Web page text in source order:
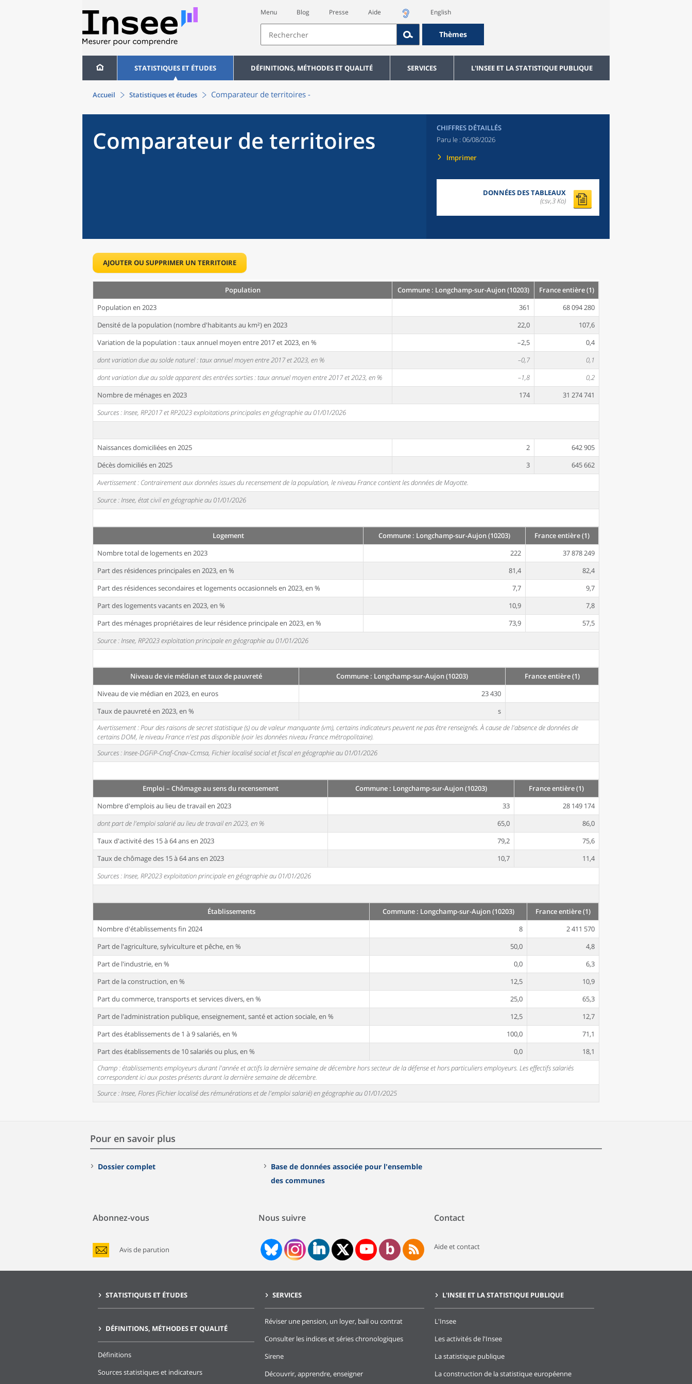
Menu Blog Presse Aide English
Thèmes
STATISTIQUES ET ÉTUDES DÉFINITIONS, MÉTHODES ET QUALITÉ SERVICES L'INSEE ET LA STATISTIQUE PUBLIQUE
Accueil Statistiques et études Comparateur de territoires -
Comparateur de territoires
CHIFFRES DÉTAILLÉS
Paru le : 06/08/2026
Imprimer
DONNÉES DES TABLEAUX
(csv,3 Ko)
AJOUTER OU SUPPRIMER UN TERRITOIRE
Population Commune : Longchamp-sur-Aujon (10203)
France entière (1)
Population en 2023
361
68 094 280
Densité de la population (nombre d'habitants au km²) en 2023
22,0
107,6
Variation de la population : taux annuel moyen entre 2017 et 2023, en %
–2,5
0,4
dont variation due au solde naturel : taux annuel moyen entre 2017 et 2023, en %
–0,7
0,1
dont variation due au solde apparent des entrées sorties : taux annuel moyen entre 2017 et 2023, en %
–1,8
0,2
Nombre de ménages en 2023
174
31 274 741
Sources : Insee, RP2017 et RP2023 exploitations principales en géographie au 01/01/2026
Naissances domiciliées en 2025 2
642 905
Décès domiciliés en 2025
3
645 662
Avertissement : Contrairement aux données issues du recensement de la population, le niveau France contient les données de Mayotte.
Source : Insee, état civil en géographie au 01/01/2026
Logement Commune : Longchamp-sur-Aujon (10203)
France entière (1)
Nombre total de logements en 2023
222
37 878 249
Part des résidences principales en 2023, en %
81,4
82,4
Part des résidences secondaires et logements occasionnels en 2023, en %
7,7
9,7
Part des logements vacants en 2023, en %
10,9
7,8
Part des ménages propriétaires de leur résidence principale en 2023, en %
73,9
57,5
Source : Insee, RP2023 exploitation principale en géographie au 01/01/2026
Niveau de vie médian et taux de pauvreté Commune : Longchamp-sur-Aujon (10203)
France entière (1)
Niveau de vie médian en 2023, en euros
23 430
Taux de pauvreté en 2023, en %
s
Avertissement : Pour des raisons de secret statistique (s) ou de valeur manquante (vm), certains indicateurs peuvent ne pas être renseignés. À cause de l'absence de données de
certains DOM, le niveau France n'est pas disponible (voir les données niveau France métropolitaine).
Sources : Insee-DGFiP-Cnaf-Cnav-Ccmsa, Fichier localisé social et fiscal en géographie au 01/01/2026
Emploi – Chômage au sens du recensement Commune : Longchamp-sur-Aujon (10203)
France entière (1)
Nombre d'emplois au lieu de travail en 2023
33
28 149 174
dont part de l'emploi salarié au lieu de travail en 2023, en %
65,0
86,0
Taux d'activité des 15 à 64 ans en 2023
79,2
75,6
Taux de chômage des 15 à 64 ans en 2023
10,7
11,4
Sources : Insee, RP2023 exploitation principale en géographie au 01/01/2026
Établissements Commune : Longchamp-sur-Aujon (10203)
France entière (1)
Nombre d'établissements fin 2024
8
2 411 570
Part de l'agriculture, sylviculture et pêche, en %
50,0
4,8
Part de l'industrie, en %
0,0
6,3
Part de la construction, en %
12,5
10,9
Part du commerce, transports et services divers, en %
25,0
65,3
Part de l'administration publique, enseignement, santé et action sociale, en %
12,5
12,7
Part des établissements de 1 à 9 salariés, en %
100,0
71,1
Part des établissements de 10 salariés ou plus, en %
0,0
18,1
Champ : établissements employeurs durant l'année et actifs la dernière semaine de décembre hors secteur de la défense et hors particuliers employeurs. Les effectifs salariés
correspondent ici aux postes présents durant la dernière semaine de décembre.
Source : Insee, Flores (Fichier localisé des rémunérations et de l'emploi salarié) en géographie au 01/01/2025
Pour en savoir plus
Dossier complet
Base de données associée pour l'ensemble
des communes
Abonnez-vous
Avis de parution
Nous suivre Contact
Aide et contact
STATISTIQUES ET ÉTUDES
DÉFINITIONS, MÉTHODES ET QUALITÉ
Définitions
Sources statistiques et indicateurs
SERVICES
Réviser une pension, un loyer, bail ou contrat
Consulter les indices et séries chronologiques
Sirene
Découvrir, apprendre, enseigner
L'INSEE ET LA STATISTIQUE PUBLIQUE
L'Insee
Les activités de l'Insee
La statistique publique
La construction de la statistique européenne